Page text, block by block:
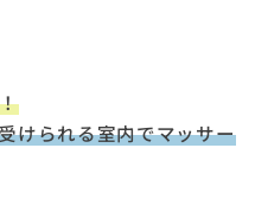
けられる室内でマッサー